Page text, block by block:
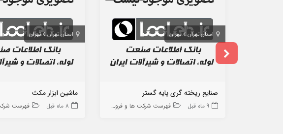
استان تهران تهران
صنایع ریخته گری پایه گستر
9 ماه قبل فهرست شرکت ها و فروشگاه ها
استان تهران تهران
ماشین ابزار مکث
8 ماه قبل فهرست شرکت